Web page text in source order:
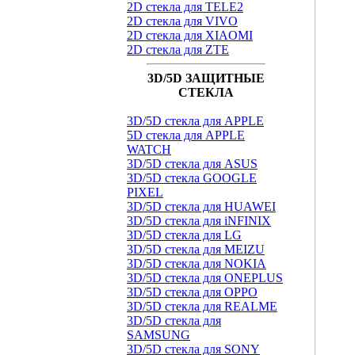
2D стекла для TELE2
2D стекла для VIVO
2D стекла для XIAOMI
2D стекла для ZTE
3D/5D ЗАЩИТНЫЕ
СТЕКЛА
3D/5D стекла для APPLE
5D стекла для APPLE
WATCH
3D/5D стекла для ASUS
3D/5D стекла GOOGLE
PIXEL
3D/5D стекла для HUAWEI
3D/5D стекла для iNFINIX
3D/5D стекла для LG
3D/5D стекла для MEIZU
3D/5D стекла для NOKIA
3D/5D стекла для ONEPLUS
3D/5D стекла для OPPO
3D/5D стекла для REALME
3D/5D стекла для
SAMSUNG
3D/5D стекла для SONY